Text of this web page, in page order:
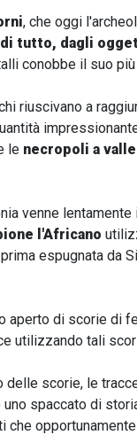
, che oggi
tutto, dagli
conobbe il suo
riuscivano a
le necropoli a valle
venne
l'Africano
espugnata da
aperto di scorie di
utilizzando tali
scorie, le
spaccato di
che